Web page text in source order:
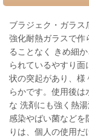
ブラジェク・ガラ
強化耐熱ガラスで作
ることなく きめ細
られているやすり
状の突起があり、様
らかです。使用後
な 洗剤にも強く熱
感染やばい菌などを
りは、個人の使用